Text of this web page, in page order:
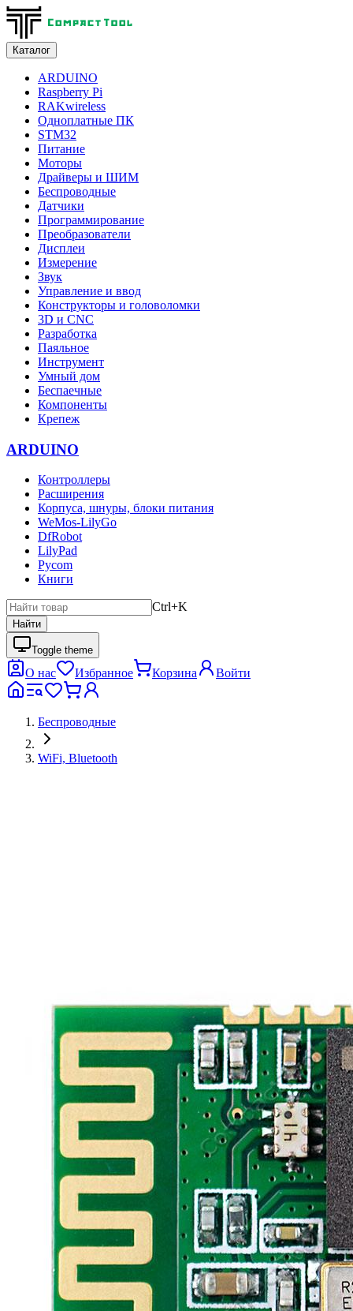
Каталог
ARDUINO
Raspberry Pi
RAKwireless
Одноплатные ПК
STM32
Питание
Моторы
Драйверы и ШИМ
Беспроводные
Датчики
Программирование
Преобразователи
Дисплеи
Измерение
Звук
Управление и ввод
Конструкторы и головоломки
3D и CNC
Разработка
Паяльное
Инструмент
Умный дом
Беспаечные
Компоненты
Крепеж
ARDUINO
Контроллеры
Расширения
Корпуса, шнуры, блоки питания
WeMos-LilyGo
DfRobot
LilyPad
Pycom
Книги
Ctrl+K
Найти
Toggle theme
О нас Избранное Корзина Войти
Беспроводные
WiFi, Bluetooth